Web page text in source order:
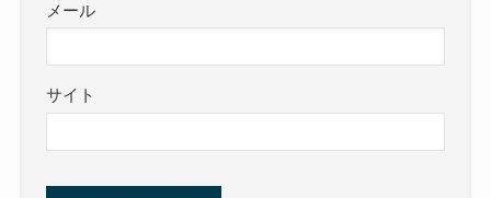
メール
サイト